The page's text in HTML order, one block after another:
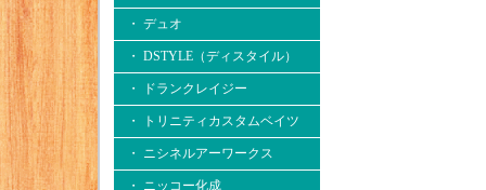
・ デュオ
・ DSTYLE（ディスタイル）
・ ドランクレイジー
・ トリニティカスタムベイツ
・ ニシネルアーワークス
・ ニッコー化成